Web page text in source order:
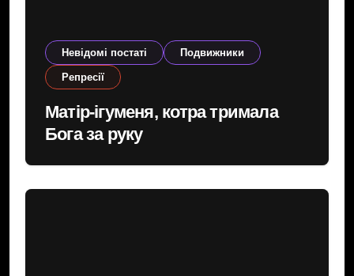
Невідомі постаті Подвижники
Репресії
Матір-ігуменя, котра тримала
Бога за руку